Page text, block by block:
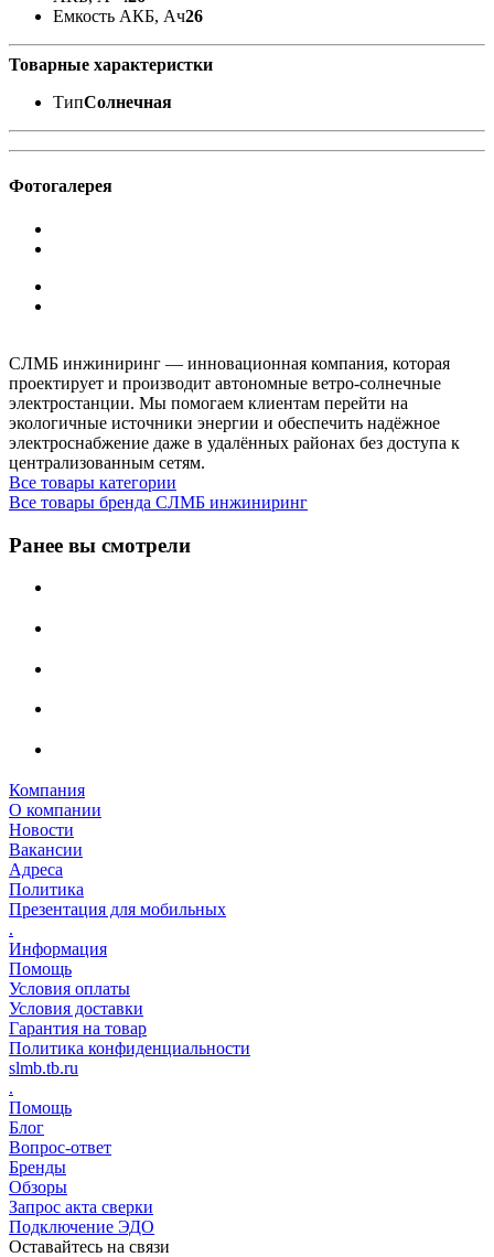
Емкость АКБ, Ач26
Товарные характеристки
ТипСолнечная
Фотогалерея
СЛМБ инжиниринг — инновационная компания, которая
проектирует и производит автономные ветро‑солнечные
электростанции. Мы помогаем клиентам перейти на
экологичные источники энергии и обеспечить надёжное
электроснабжение даже в удалённых районах без доступа к
централизованным сетям.
Все товары категории
Все товары бренда СЛМБ инжиниринг
Ранее вы смотрели
Компания
О компании
Новости
Вакансии
Адреса
Политика
Презентация для мобильных
.
Информация
Помощь
Условия оплаты
Условия доставки
Гарантия на товар
Политика конфиденциальности
slmb.tb.ru
.
Помощь
Блог
Вопрос-ответ
Бренды
Обзоры
Запрос акта сверки
Подключение ЭДО
Оставайтесь на связи